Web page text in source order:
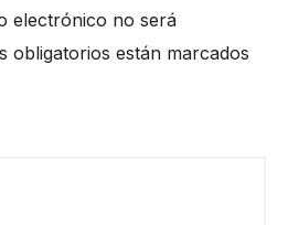
electrónico no será
obligatorios están marcados